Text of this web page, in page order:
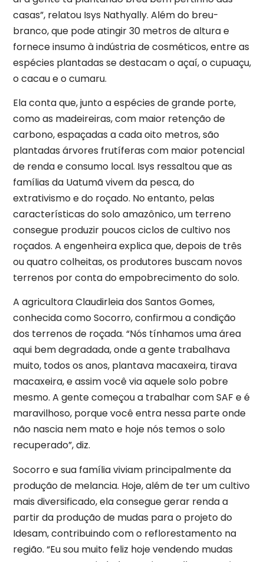
casas”, relatou Isys Nathyally. Além do breu-
branco, que pode atingir 30 metros de altura e
fornece insumo à indústria de cosméticos, entre as
espécies plantadas se destacam o açaí, o cupuaçu,
o cacau e o cumaru.
Ela conta que, junto a espécies de grande porte,
como as madeireiras, com maior retenção de
carbono, espaçadas a cada oito metros, são
plantadas árvores frutíferas com maior potencial
de renda e consumo local. Isys ressaltou que as
famílias da Uatumã vivem da pesca, do
extrativismo e do roçado. No entanto, pelas
características do solo amazônico, um terreno
consegue produzir poucos ciclos de cultivo nos
roçados. A engenheira explica que, depois de três
ou quatro colheitas, os produtores buscam novos
terrenos por conta do empobrecimento do solo.
A agricultora Claudirleia dos Santos Gomes,
conhecida como Socorro, confirmou a condição
dos terrenos de roçada. “Nós tínhamos uma área
aqui bem degradada, onde a gente trabalhava
muito, todos os anos, plantava macaxeira, tirava
macaxeira, e assim você via aquele solo pobre
mesmo. A gente começou a trabalhar com SAF e é
maravilhoso, porque você entra nessa parte onde
não nascia nem mato e hoje nós temos o solo
recuperado”, diz.
Socorro e sua família viviam principalmente da
produção de melancia. Hoje, além de ter um cultivo
mais diversificado, ela consegue gerar renda a
partir da produção de mudas para o projeto do
Idesam, contribuindo com o reflorestamento na
região. “Eu sou muito feliz hoje vendendo mudas